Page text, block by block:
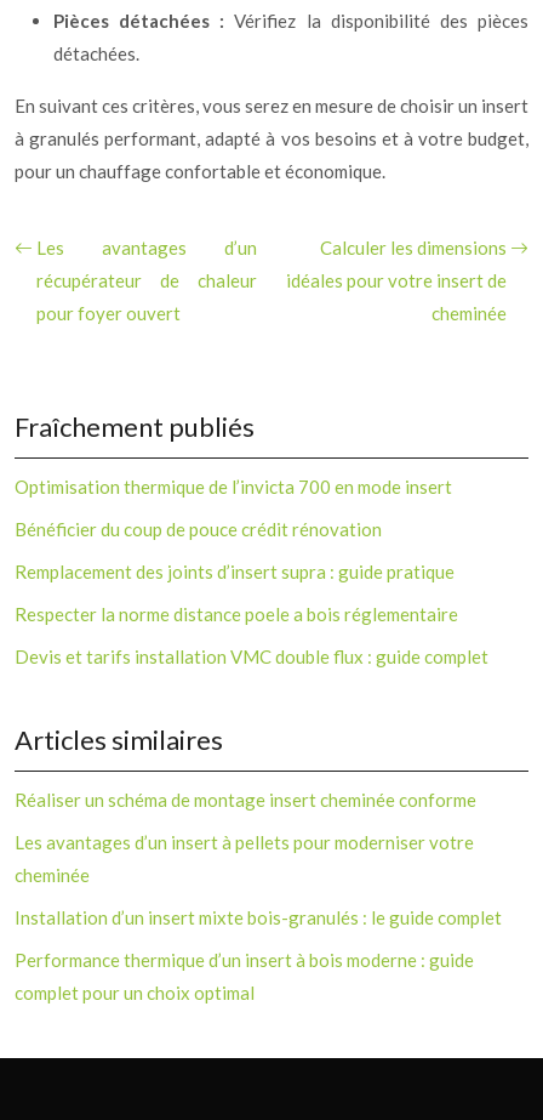
Pièces détachées :Vérifiez la disponibilité des pièces
détachées.
En suivant ces critères, vous serez en mesure de choisir un insert
à granulés performant, adapté à vos besoins et à votre budget,
pour un chauffage confortable et économique.
Les avantages d’un
récupérateur de chaleur
pour foyer ouvert
Calculer les dimensions
idéales pour votre insert de
cheminée
Fraîchement publiés
Optimisation thermique de l’invicta 700 en mode insert
Bénéficier du coup de pouce crédit rénovation
Remplacement des joints d’insert supra : guide pratique
Respecter la norme distance poele a bois réglementaire
Devis et tarifs installation VMC double flux : guide complet
Articles similaires
Réaliser un schéma de montage insert cheminée conforme
Les avantages d’un insert à pellets pour moderniser votre
cheminée
Installation d’un insert mixte bois-granulés : le guide complet
Performance thermique d’un insert à bois moderne : guide
complet pour un choix optimal